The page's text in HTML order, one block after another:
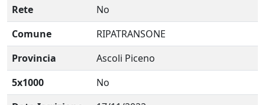
Rete
No
Comune
RIPATRANSONE
Provincia
Ascoli Piceno
5x1000
No